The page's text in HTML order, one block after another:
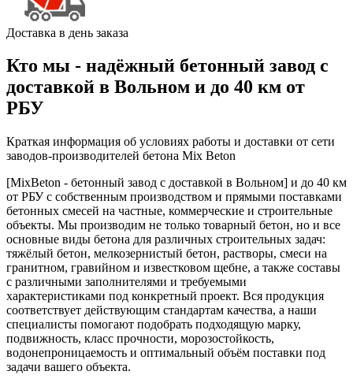
Доставка в день заказа
Кто мы - надёжный бетонный завод с
доставкой в Вольном и до 40 км от
РБУ
Краткая информация об условиях работы и доставки от сети
заводов-производителей бетона Mix Beton
[MixBeton - бетонный завод с доставкой в Вольном] и до 40 км
от РБУ с собственным производством и прямыми поставками
бетонных смесей на частные, коммерческие и строительные
объекты. Мы производим не только товарный бетон, но и все
основные виды бетона для различных строительных задач:
тяжёлый бетон, мелкозернистый бетон, растворы, смеси на
гранитном, гравийном и известковом щебне, а также составы
с различными заполнителями и требуемыми
характеристиками под конкретный проект. Вся продукция
соответствует действующим стандартам качества, а наши
специалисты помогают подобрать подходящую марку,
подвижность, класс прочности, морозостойкость,
водонепроницаемость и оптимальный объём поставки под
задачи вашего объекта.